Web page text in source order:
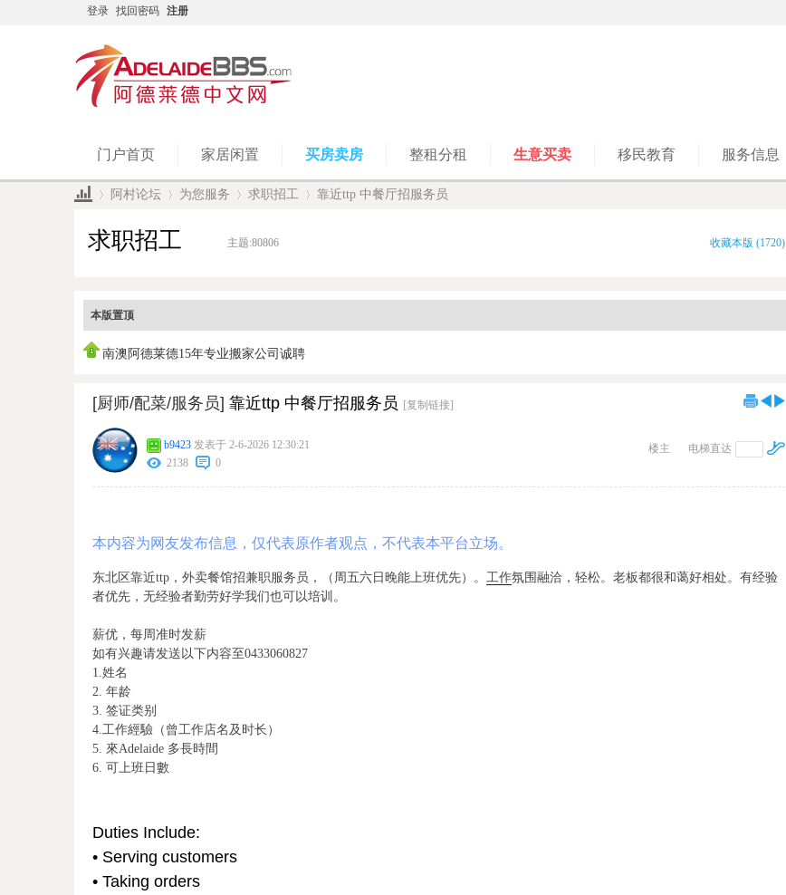
登录 找回密码 注册
门户首页 家居闲置 买房卖房 整租分租 生意买卖 移民教育 服务信息
阿村论坛 为您服务 求职招工 靠近ttp 中餐厅招服务员
求职招工 主题:80806 收藏本版 (1720)
本版置顶
南澳阿德莱德15年专业搬家公司诚聘
[厨师/配菜/服务员] 靠近ttp 中餐厅招服务员 [复制链接]
电梯直达
楼主
b9423 发表于 2-6-2026 12:30:21
2138
0
本内容为网友发布信息，仅代表原作者观点，不代表本平台立场。
东北区靠近ttp，外卖餐馆招兼职服务员，（周五六日晚能上班优先）。 工作氛围融洽，轻松。老板都很和蔼好相处。有经验
者优先，无经验者勤劳好学我们也可以培训。
薪优，每周准时发薪
如有兴趣请发送以下内容至0433060827
1.姓名
2. 年龄
3. 签证类别
4.工作經驗（曾工作店名及时长）
5. 來Adelaide 多長時間
6. 可上班日數
Duties Include:
• Serving customers
• Taking orders